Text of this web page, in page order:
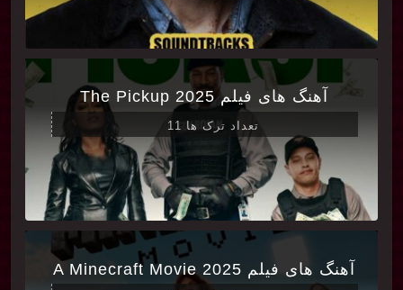
آهنگ های فیلم The Pickup 2025
تعداد ترک ها 11
آهنگ های فیلم A Minecraft Movie 2025